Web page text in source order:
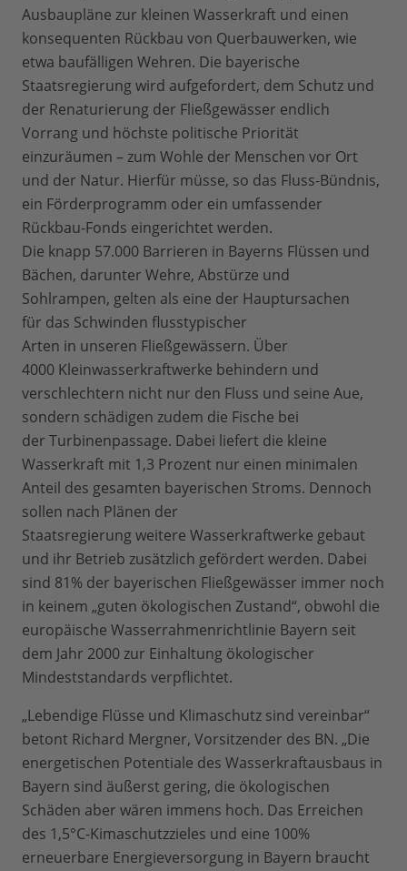
Ausbaupläne zur kleinen Wasserkraft und einen
konsequenten Rückbau von Querbauwerken, wie
etwa baufälligen Wehren. Die bayerische
Staatsregierung wird aufgefordert, dem Schutz und
der Renaturierung der Fließgewässer endlich
Vorrang und höchste politische Priorität
einzuräumen – zum Wohle der Menschen vor Ort
und der Natur. Hierfür müsse, so das Fluss-Bündnis,
ein Förderprogramm oder ein umfassender
Rückbau-Fonds eingerichtet werden.
Die knapp 57.000 Barrieren in Bayerns Flüssen und
Bächen, darunter Wehre, Abstürze und
Sohlrampen, gelten als eine der Hauptursachen
für das Schwinden flusstypischer
Arten in unseren Fließgewässern. Über
4000 Kleinwasserkraftwerke behindern und
verschlechtern nicht nur den Fluss und seine Aue,
sondern schädigen zudem die Fische bei
der Turbinenpassage. Dabei liefert die kleine
Wasserkraft mit 1,3 Prozent nur einen minimalen
Anteil des gesamten bayerischen Stroms. Dennoch
sollen nach Plänen der
Staatsregierung weitere Wasserkraftwerke gebaut
und ihr Betrieb zusätzlich gefördert werden. Dabei
sind 81% der bayerischen Fließgewässer immer noch
in keinem „guten ökologischen Zustand“, obwohl die
europäische Wasserrahmenrichtlinie Bayern seit
dem Jahr 2000 zur Einhaltung ökologischer
Mindeststandards verpflichtet.
„Lebendige Flüsse und Klimaschutz sind vereinbar“
betont Richard Mergner, Vorsitzender des BN. „Die
energetischen Potentiale des Wasserkraftausbaus in
Bayern sind äußerst gering, die ökologischen
Schäden aber wären immens hoch. Das Erreichen
des 1,5°C-Kimaschutzzieles und eine 100%
erneuerbare Energieversorgung in Bayern braucht